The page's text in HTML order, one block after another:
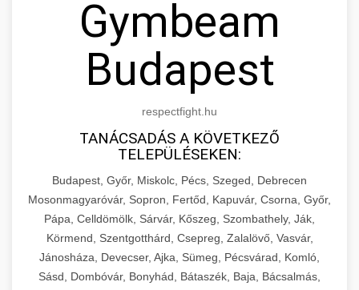
Gymbeam
Budapest
respectfight.hu
TANÁCSADÁS A KÖVETKEZŐ
TELEPÜLÉSEKEN:
Budapest, Győr, Miskolc, Pécs, Szeged, Debrecen
Mosonmagyaróvár, Sopron, Fertőd, Kapuvár, Csorna, Győr,
Pápa, Celldömölk, Sárvár, Kőszeg, Szombathely, Ják,
Körmend, Szentgotthárd, Csepreg, Zalalövő, Vasvár,
Jánosháza, Devecser, Ajka, Sümeg, Pécsvárad, Komló,
Sásd, Dombóvár, Bonyhád, Bátaszék, Baja, Bácsalmás,